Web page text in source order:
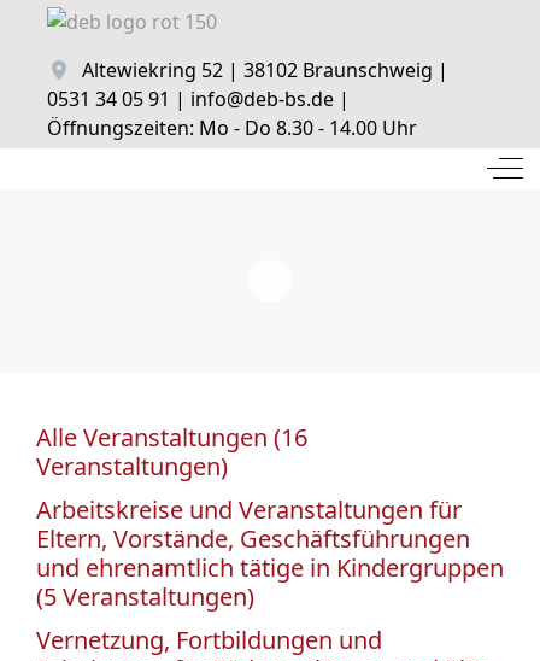
Altewiekring 52 | 38102 Braunschweig |
0531 34 05 91 | info@deb-bs.de |
Öffnungszeiten: Mo - Do 8.30 - 14.00 Uhr
Alle Veranstaltungen (16
Veranstaltungen)
Arbeitskreise und Veranstaltungen für
Eltern, Vorstände, Geschäftsführungen
und ehrenamtlich tätige in Kindergruppen
(5 Veranstaltungen)
Vernetzung, Fortbildungen und